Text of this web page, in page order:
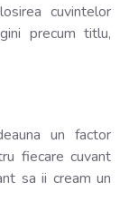
cuvintelor
precum titlu,
un factor
fiecare cuvant
sa ii cream un